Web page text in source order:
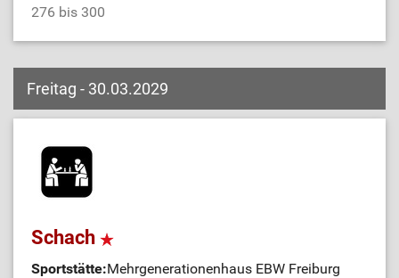
276 bis 300
Freitag - 30.03.2029
Schach
Sportstätte:Mehrgenerationenhaus EBW Freiburg